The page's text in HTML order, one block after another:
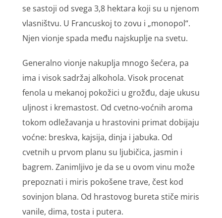
se sastoji od svega 3,8 hektara koji su u njenom
vlasništvu. U Francuskoj to zovu i „monopol“.
Njen vionje spada među najskuplje na svetu.
Generalno vionje nakuplja mnogo šećera, pa
ima i visok sadržaj alkohola. Visok procenat
fenola u mekanoj pokožici u grožđu, daje ukusu
uljnost i kremastost. Od cvetno-voćnih aroma
tokom odležavanja u hrastovini primat dobijaju
voćne: breskva, kajsija, dinja i jabuka. Od
cvetnih u prvom planu su ljubičica, jasmin i
bagrem. Zanimljivo je da se u ovom vinu može
prepoznati i miris pokošene trave, čest kod
sovinjon blana. Od hrastovog bureta stiče miris
vanile, dima, tosta i putera.